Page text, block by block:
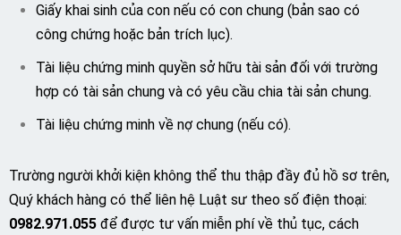
Giấy khai sinh của con nếu có con chung (bản sao có
công chứng hoặc bản trích lục).
Tài liệu chứng minh quyền sở hữu tài sản đối với trường
hợp có tài sản chung và có yêu cầu chia tài sản chung.
Tài liệu chứng minh về nợ chung (nếu có).
Trường người khởi kiện không thể thu thập đầy đủ hồ sơ trên,
Quý khách hàng có thể liên hệ Luật sư theo số điện thoại:
0982.971.055 để được tư vấn miễn phí về thủ tục, cách